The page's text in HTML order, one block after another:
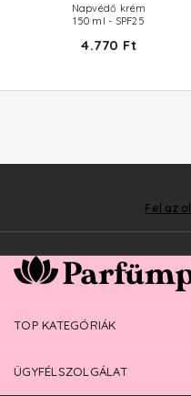
Napvédő krém
150 ml - SPF25
4.770 Ft
Fel az
TOP KATEGÓRIÁK
ÜGYFÉLSZOLGÁLAT